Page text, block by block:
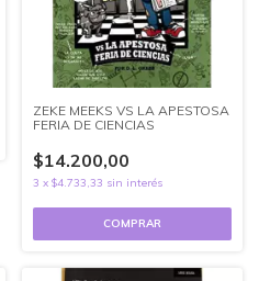
ZEKE MEEKS VS LA APESTOSA
FERIA DE CIENCIAS
$14.200,00
3 x $4.733,33 sin interés